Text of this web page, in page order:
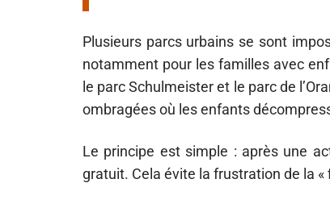
Plusieurs parcs urbains se sont
notamment pour les familles avec
le parc Schulmeister et le parc de
ombragées où les enfants
Le principe est simple : après une
gratuit. Cela évite la frustration de la